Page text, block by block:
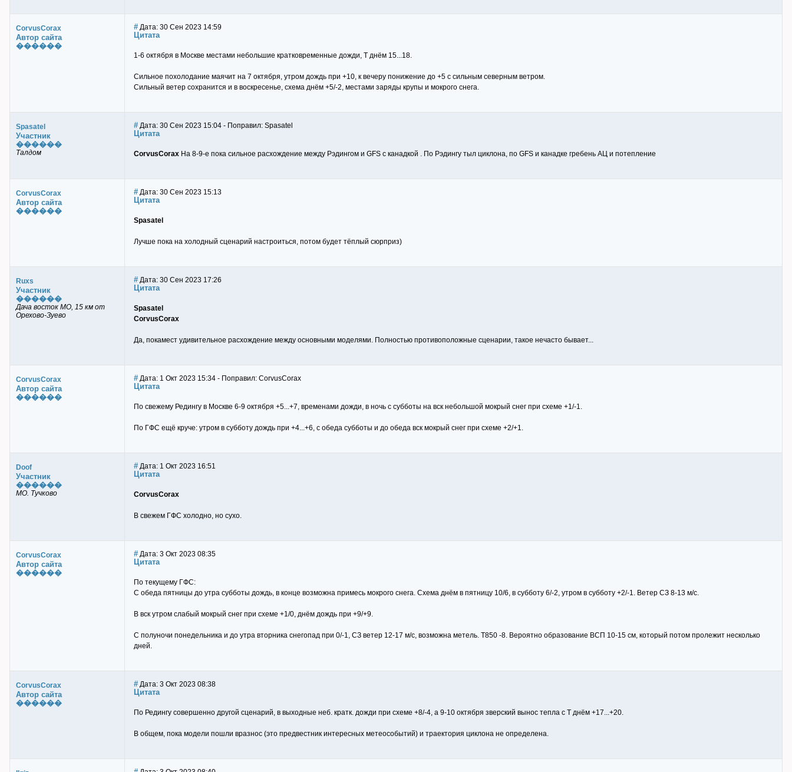
CorvusCorax
Автор сайта
������
# Дата: 30 Сен 2023 14:59
Цитата
1-6 октября в Москве местами небольшие кратковременные дожди, Т днём 15...18.
Сильное похолодание маячит на 7 октября, утром дождь при +10, к вечеру понижение до +5 с сильным северным ветром.
Сильный ветер сохранится и в воскресенье, схема днём +5/-2, местами заряды крупы и мокрого снега.
Spasatel
Участник
������
Талдом
# Дата: 30 Сен 2023 15:04 - Поправил: Spasatel
Цитата
CorvusCorax На 8-9-е пока сильное расхождение между Рэдингом и GFS c канадкой . По Рэдингу тыл циклона, по GFS и канадке гребень АЦ и потепление
CorvusCorax
Автор сайта
������
# Дата: 30 Сен 2023 15:13
Цитата
Spasatel
Лучше пока на холодный сценарий настроиться, потом будет тёплый сюрприз)
Ruxs
Участник
������
Дача восток МО, 15 км от
Орехово-Зуево
# Дата: 30 Сен 2023 17:26
Цитата
Spasatel
CorvusCorax
Да, покамест удивительное расхождение между основными моделями. Полностью противоположные сценарии, такое нечасто бывает...
CorvusCorax
Автор сайта
������
# Дата: 1 Окт 2023 15:34 - Поправил: CorvusCorax
Цитата
По свежему Редингу в Москве 6-9 октября +5...+7, временами дожди, в ночь с субботы на вск небольшой мокрый снег при схеме +1/-1.
По ГФС ещё круче: утром в субботу дождь при +4...+6, с обеда субботы и до обеда вск мокрый снег при схеме +2/+1.
Doof
Участник
������
МО. Тучково
# Дата: 1 Окт 2023 16:51
Цитата
CorvusCorax
В свежем ГФС холодно, но сухо.
CorvusCorax
Автор сайта
������
# Дата: 3 Окт 2023 08:35
Цитата
По текущему ГФС:
С обеда пятницы до утра субботы дождь, в конце возможна примесь мокрого снега. Схема днём в пятницу 10/6, в субботу 6/-2, утром в субботу +2/-1. Ветер СЗ 8-13 м/с.
В вск утром слабый мокрый снег при схеме +1/0, днём дождь при +9/+9.
С полуночи понедельника и до утра вторника снегопад при 0/-1, СЗ ветер 12-17 м/с, возможна метель. Т850 -8. Вероятно образование ВСП 10-15 см, который потом пролежит несколько
дней.
CorvusCorax
Автор сайта
������
# Дата: 3 Окт 2023 08:38
Цитата
По Редингу совершенно другой сценарий, в выходные неб. кратк. дожди при схеме +8/-4, а 9-10 октября зверский вынос тепла с Т днём +17...+20.
В общем, пока модели пошли вразнос (это предвестник интересных метеособытий) и траектория циклона не определена.